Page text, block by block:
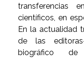
transferencias
científicos, en
En la actualidad
de las
biográfico